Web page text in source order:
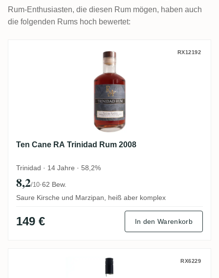
Rum-Enthusiasten, die diesen Rum mögen, haben auch
die folgenden Rums hoch bewertet:
Ten Cane RA Trinidad Rum 2008 RX12192
Ten Cane RA Trinidad Rum 2008
Trinidad · 14 Jahre · 58,2%
8,2/10·62 Bew.
Saure Kirsche und Marzipan, heiß aber komplex
149 € In den Warenkorb
Fassbind AG Secret Treasures OldRX6229